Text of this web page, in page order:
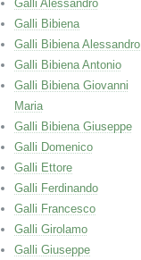
Galli Alessandro
Galli Bibiena
Galli Bibiena Alessandro
Galli Bibiena Antonio
Galli Bibiena Giovanni
Maria
Galli Bibiena Giuseppe
Galli Domenico
Galli Ettore
Galli Ferdinando
Galli Francesco
Galli Girolamo
Galli Giuseppe